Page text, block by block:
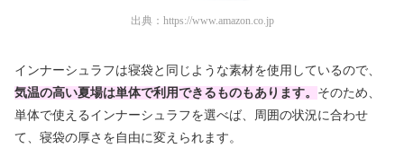
出典： https://www.amazon.co.jp
インナーシュラフは寝袋と同じような素材を使用しているので、
気温の高い夏場は単体で利用できるものもあります。 そのため、
単体で使えるインナーシュラフを選べば、周囲の状況に合わせ
て、寝袋の厚さを自由に変えられます。